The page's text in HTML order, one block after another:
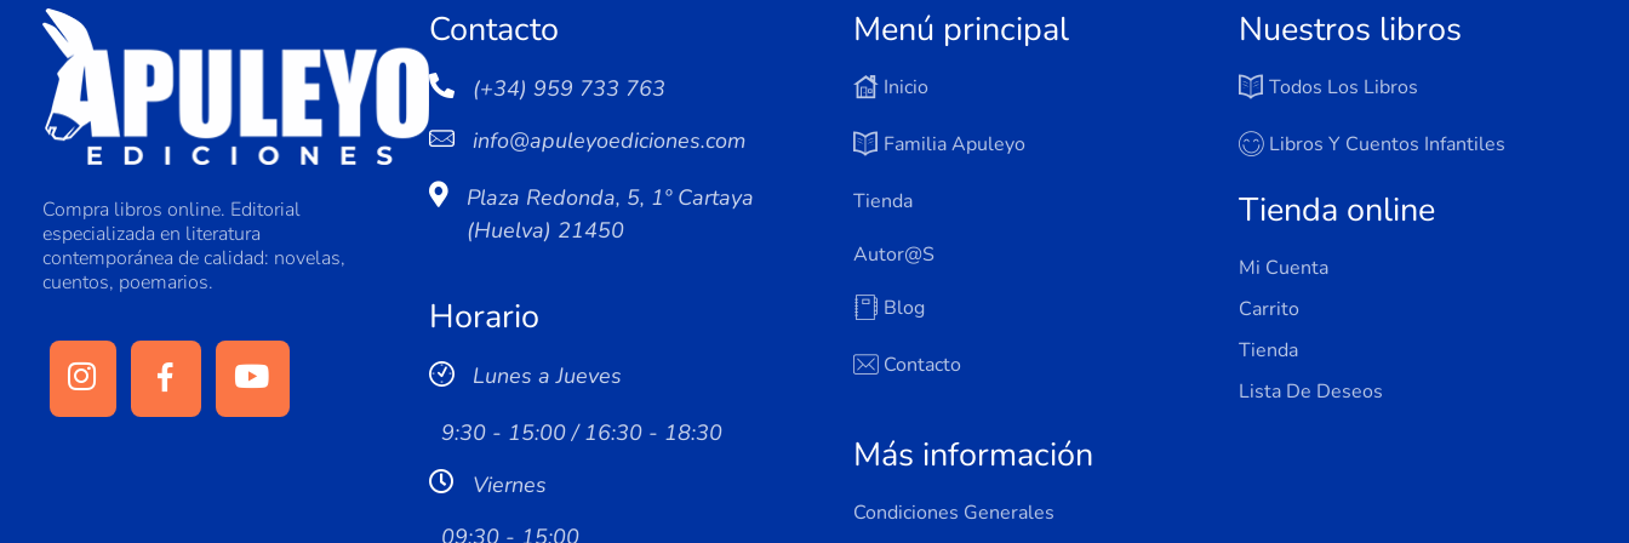
Compra libros online. Editorial
especializada en literatura
contemporánea de calidad: novelas,
cuentos, poemarios.
Contacto
(+34) 959 733 763
info@apuleyoediciones.com
Plaza Redonda, 5, 1º Cartaya
(Huelva) 21450
Horario
Lunes a Jueves
9:30 - 15:00 / 16:30 - 18:30
Viernes
09:30 - 15:00
Menú principal
Inicio
Familia Apuleyo
Tienda
Autor@s
Blog
Contacto
Más información
Condiciones Generales
Nuestros libros
Todos Los Libros
Libros Y Cuentos Infantiles
Tienda online
Mi Cuenta
Carrito
Tienda
Lista De Deseos